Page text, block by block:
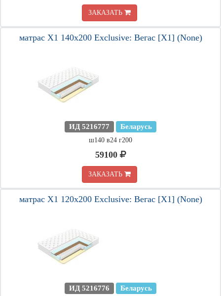
ЗАКАЗАТЬ
матрас X1 140х200 Exclusive: Вегас [X1] (None)
ИД 5216777 Беларусь
ш140 в24 г200
59100
ЗАКАЗАТЬ
матрас X1 120х200 Exclusive: Вегас [X1] (None)
ИД 5216776 Беларусь